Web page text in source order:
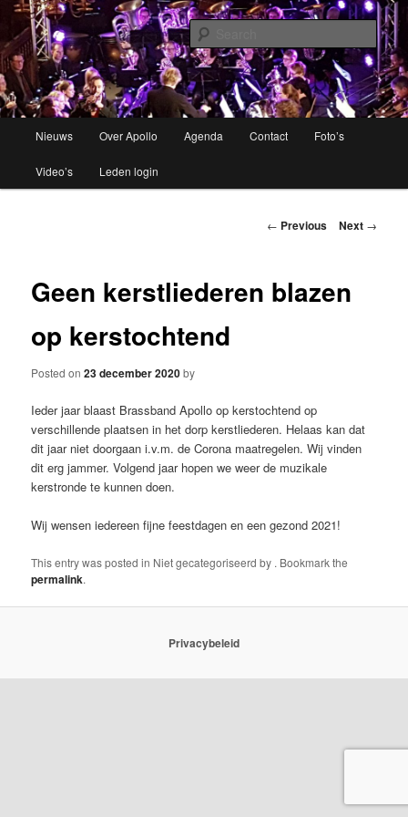
Apollo Grou
Brassband
Skip
to
Nieuws Over Apollo Agenda Contact Foto’s
Video’s Leden login
Post
← Previous Next →
Geen kerstliederen blazen
op kerstochtend
Posted on23 december 2020by
Ieder jaar blaast Brassband Apollo op kerstochtend op
verschillende plaatsen in het dorp kerstliederen. Helaas kan dat
dit jaar niet doorgaan i.v.m. de Corona maatregelen. Wij vinden
dit erg jammer. Volgend jaar hopen we weer de muzikale
kerstronde te kunnen doen.
Wij wensen iedereen fijne feestdagen en een gezond 2021!
This entry was posted in Niet gecategoriseerd by . Bookmark the
permalink.
Privacybeleid